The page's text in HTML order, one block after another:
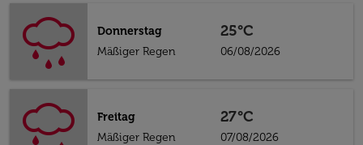
Donnerstag
Mäßiger Regen
25°C
06/08/2026
Freitag
Mäßiger Regen
27°C
07/08/2026